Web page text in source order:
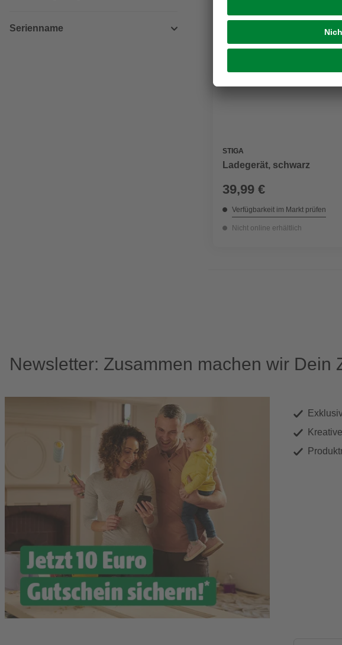
Serienname
STIGA
Ladegerät, schwarz
39,99 €
Verfügbarkeit im Markt prüfen
Nicht online erhältlich
Newsletter: Zusammen machen wir Dein